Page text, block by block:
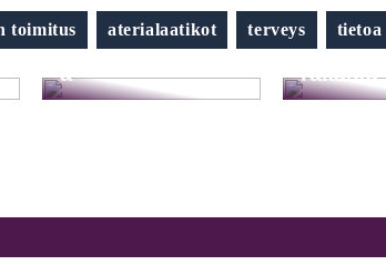
toimitus aterialaatikot terveys tietoa
hiuksesi tänä
kesänä
suoristusraudall
a
Pysy
rakasta